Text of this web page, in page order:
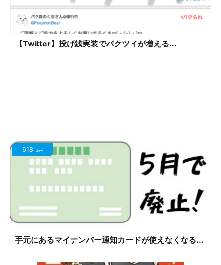
【Twitter】投げ銭実装でパクツイが増える...
618 view
手元にあるマイナンバー通知カードが使えなくなる...